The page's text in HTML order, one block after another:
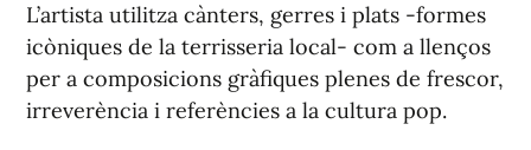
L’artista utilitza cànters, gerres i plats -formes
icòniques de la terrisseria local- com a llenços
per a composicions gràfiques plenes de frescor,
irreverència i referències a la cultura pop.